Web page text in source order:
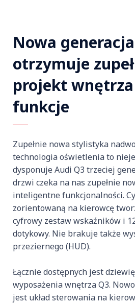
Nowa
otrzymuje
projekt
funkcje
Zupełnie nowa stylistyka
technologia oświetlenia to
dysponuje Audi Q3 trzeciej
drzwi czeka na nas zupełnie
inteligentne funkcjonalności.
zorientowaną na kierowcę
cyfrowy zestaw wskaźników i
dotykowy. Nie brakuje także
przeziernego (HUD).
Łącznie dostępnych jest
wyposażenia wnętrza Q3.
jest układ sterowania na